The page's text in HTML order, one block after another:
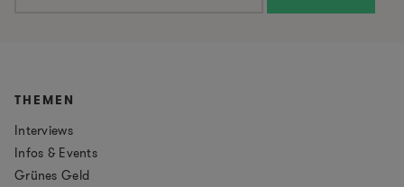
THEMEN
Interviews
Infos & Events
Grünes Geld